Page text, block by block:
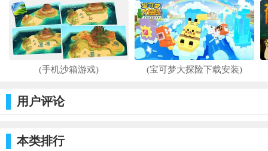
(手机沙箱游戏) (宝可梦大探险下载安装)
用户评论
本类排行